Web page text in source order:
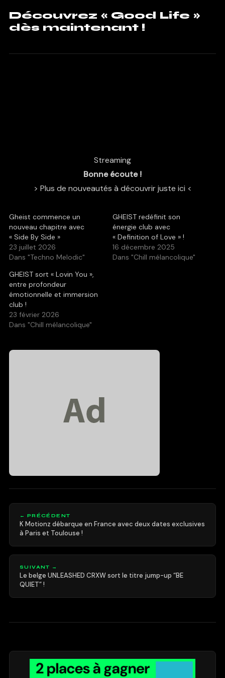
Découvrez « Good Life »
dès maintenant !
Streaming
Bonne écoute !
> Plus de nouveautés à découvrir juste ici <
Gheist commence un
nouveau chapitre avec
« Side By Side »
23 juillet 2026
Dans "Techno Melodic"
GHEIST redéfinit son
énergie club avec
« Definition of Love » !
16 décembre 2025
Dans "Chill mélancolique"
GHEIST sort « Lovin You »,
entre profondeur
émotionnelle et immersion
club !
23 février 2026
Dans "Chill mélancolique"
← PRÉCÉDENT
K Motionz débarque en France avec deux dates exclusives
à Paris et Toulouse !
SUIVANT →
Le belge UNLEASHED CRXW sort le titre jump-up “BE
QUIET” !